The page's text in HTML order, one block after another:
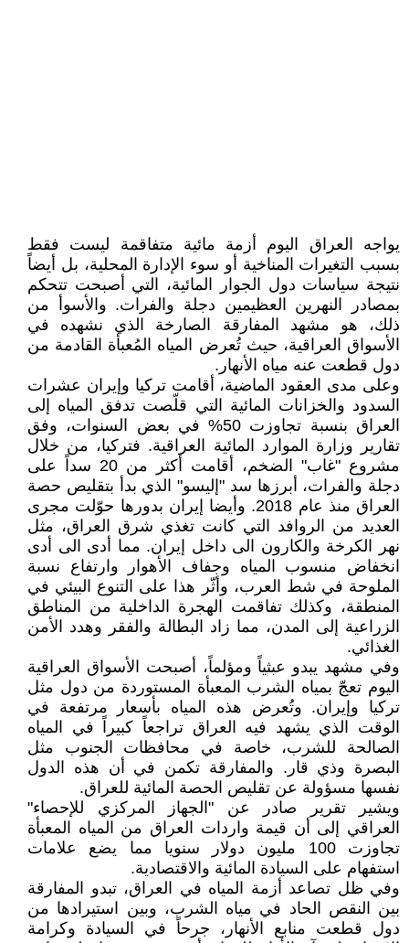
يواجه العراق اليوم أزمة مائية متفاقمة ليست فقط
بسبب التغيرات المناخية أو سوء الإدارة المحلية، بل أيضاً
نتيجة سياسات دول الجوار المائية، التي أصبحت تتحكم
بمصادر النهرين العظيمين دجلة والفرات. والأسوأ من
ذلك، هو مشهد المفارقة الصارخة الذي نشهده في
الأسواق العراقية، حيث تُعرض المياه المُعبأة القادمة من
دول قطعت عنه مياه الأنهار.
وعلى مدى العقود الماضية، أقامت تركيا وإيران عشرات
السدود والخزانات المائية التي قلّصت تدفق المياه إلى
العراق بنسبة تجاوزت 50% في بعض السنوات، وفق
تقارير وزارة الموارد المائية العراقية. فتركيا، من خلال
مشروع "غاب" الضخم، أقامت أكثر من 20 سداً على
دجلة والفرات، أبرزها سد "إليسو" الذي بدأ بتقليص حصة
العراق منذ عام 2018. وأيضا إيران بدورها حوّلت مجرى
العديد من الروافد التي كانت تغذي شرق العراق، مثل
نهر الكرخة والكارون الى داخل إيران. مما أدى الى أدى
انخفاض منسوب المياه وجفاف الأهوار وارتفاع نسبة
الملوحة في شط العرب، وأثّر هذا على التنوع البيئي في
المنطقة، وكذلك تفاقمت الهجرة الداخلية من المناطق
الزراعية إلى المدن، مما زاد البطالة والفقر وهدد الأمن
الغذائي.
وفي مشهد يبدو عبثياً ومؤلماً، أصبحت الأسواق العراقية
اليوم تعجّ بمياه الشرب المعبأة المستوردة من دول مثل
تركيا وإيران. وتُعرض هذه المياه بأسعار مرتفعة في
الوقت الذي يشهد فيه العراق تراجعاً كبيراً في المياه
الصالحة للشرب، خاصة في محافظات الجنوب مثل
البصرة وذي قار. والمفارقة تكمن في أن هذه الدول
نفسها مسؤولة عن تقليص الحصة المائية للعراق.
ويشير تقرير صادر عن "الجهاز المركزي للإحصاء"
العراقي إلى أن قيمة واردات العراق من المياه المعبأة
تجاوزت 100 مليون دولار سنويا مما يضع علامات
استفهام على السيادة المائية والاقتصادية.
وفي ظل تصاعد أزمة المياه في العراق، تبدو المفارقة
بين النقص الحاد في مياه الشرب، وبين استيرادها من
دول قطعت منابع الأنهار، جرحاً في السيادة وكرامة